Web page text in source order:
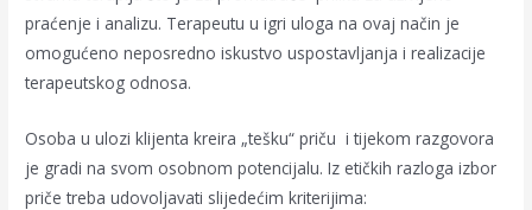
praćenje i analizu. Terapeutu u igri uloga na ovaj način je
omogućeno neposredno iskustvo uspostavljanja i realizacije
terapeutskog odnosa.
Osoba u ulozi klijenta kreira „tešku“ priču i tijekom razgovora
je gradi na svom osobnom potencijalu. Iz etičkih razloga izbor
priče treba udovoljavati slijedećim kriterijima: